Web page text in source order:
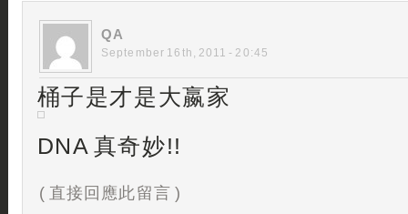
QA
September 16th, 2011 - 20:45
桶子是才是大嬴家
DNA 真奇妙!!
( 直接回應此留言 )